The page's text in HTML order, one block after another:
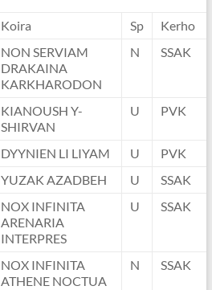
Koira Sp
Kerho
NON SERVIAM
DRAKAINA
KARKHARODON
N SSAK
KIANOUSH Y-
SHIRVAN
U PVK
DYYNIEN LI LIYAM U
PVK
YUZAK AZADBEH U
SSAK
NOX INFINITA
ARENARIA
INTERPRES
U SSAK
NOX INFINITA
ATHENE NOCTUA
N SSAK